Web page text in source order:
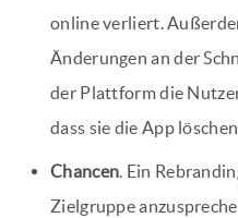
online verliert.
Änderungen an der
der Plattform die
dass sie die App
Chancen. Ein
Zielgruppe